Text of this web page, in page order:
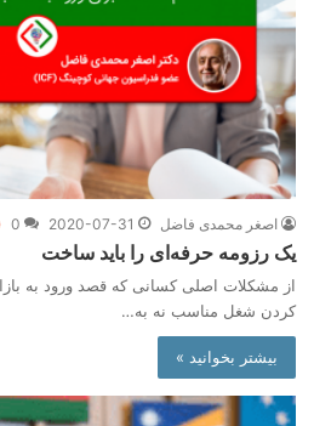
اصغر محمدی فاضل 2020-07-31
0
یک رزومه حرفه‌ای را باید ساخت
از مشکلات اصلی کسانی که قصد ورود به بازار
کردن شغل مناسب نه به…
بیشتر بخوانید »